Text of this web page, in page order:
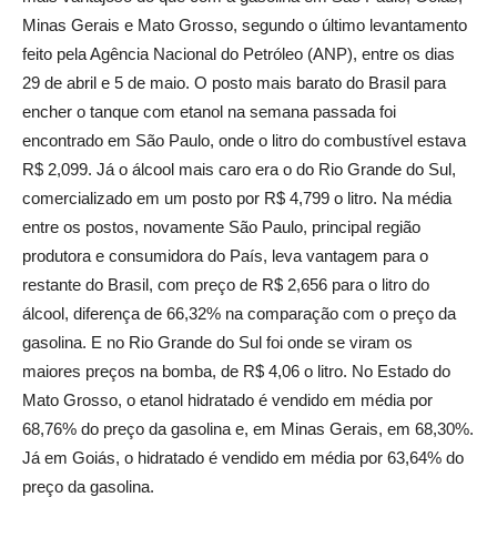
Minas Gerais e Mato Grosso, segundo o último levantamento
feito pela Agência Nacional do Petróleo (ANP), entre os dias
29 de abril e 5 de maio. O posto mais barato do Brasil para
encher o tanque com etanol na semana passada foi
encontrado em São Paulo, onde o litro do combustível estava
R$ 2,099. Já o álcool mais caro era o do Rio Grande do Sul,
comercializado em um posto por R$ 4,799 o litro. Na média
entre os postos, novamente São Paulo, principal região
produtora e consumidora do País, leva vantagem para o
restante do Brasil, com preço de R$ 2,656 para o litro do
álcool, diferença de 66,32% na comparação com o preço da
gasolina. E no Rio Grande do Sul foi onde se viram os
maiores preços na bomba, de R$ 4,06 o litro. No Estado do
Mato Grosso, o etanol hidratado é vendido em média por
68,76% do preço da gasolina e, em Minas Gerais, em 68,30%.
Já em Goiás, o hidratado é vendido em média por 63,64% do
preço da gasolina.